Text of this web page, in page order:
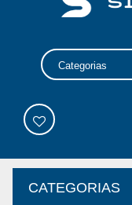
Categorias
CATEGORIAS